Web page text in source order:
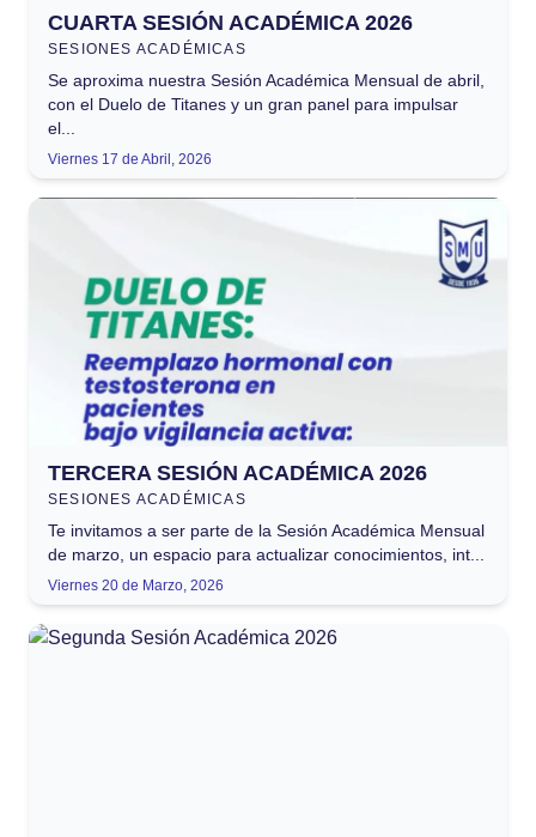
CUARTA SESIÓN ACADÉMICA 2026
SESIONES ACADÉMICAS
Se aproxima nuestra Sesión Académica Mensual de abril,
con el Duelo de Titanes y un gran panel para impulsar
el...
Viernes 17 de Abril, 2026
TERCERA SESIÓN ACADÉMICA 2026
SESIONES ACADÉMICAS
Te invitamos a ser parte de la Sesión Académica Mensual
de marzo, un espacio para actualizar conocimientos, int...
Viernes 20 de Marzo, 2026